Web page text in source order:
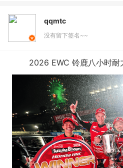
qqmtc
没有留下签名~~
2026 EWC 铃鹿八小时耐